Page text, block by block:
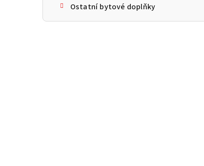
Ostatní bytové doplňky